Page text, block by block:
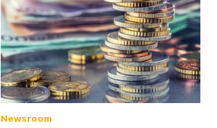
Newsroom